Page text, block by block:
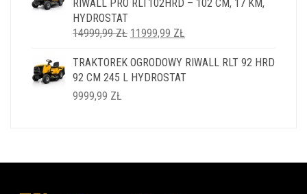
RIWALL PRO RLT102HRD – 102 CM, 17 KM,
HYDROSTAT
14999,99ZŁ PIERWOTNA
WYNOSIŁA:
14999,99 ZŁ.
11999,99 ZŁ
WYNOSI:
11999,99 ZŁ.
TRAKTOREK OGRODOWY RIWALL RLT 92 HRD
92 CM 245 L HYDROSTAT
9999,99 ZŁ